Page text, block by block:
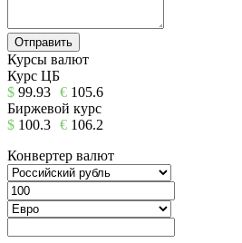
Курсы валют
Курс ЦБ
$ 99.93 € 105.6
Биржевой курс
$ 100.3 € 106.2
Конвертер валют